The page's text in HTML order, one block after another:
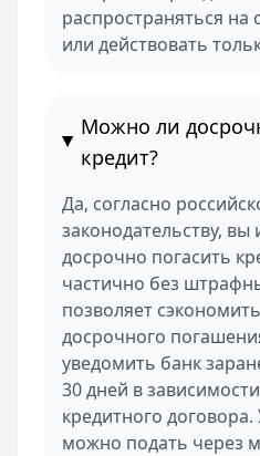
распространяться на
или действовать
Можно ли
кредит?
Да, согласно
законодательству, вы
досрочно погасить
частично без
позволяет
досрочного
уведомить банк
30 дней в
кредитного
можно подать через